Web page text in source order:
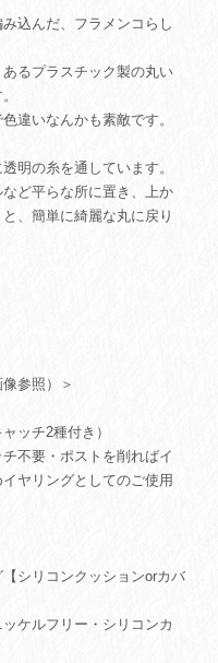
込んだ、フラメンコらし
るプラスチック製の丸い
違いなんかも素敵です。
明の糸を通しています。
ど平らな所に置き、上か
、簡単に綺麗な丸に戻り
参照）＞
ッチ2種付き）
不要・ポストを削ればイ
ヤリングとしてのご使用
シリコンクッションorカバ
ケルフリー・シリコンカ